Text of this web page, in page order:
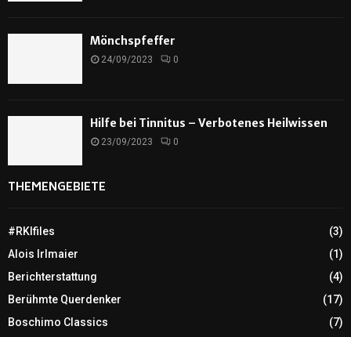
Mönchspfeffer
24/09/2023 0
Hilfe bei Tinnitus – Verbotenes Heilwissen
23/09/2023 0
THEMENGEBIETE
#RKIfiles
(3)
Alois Irlmaier
(1)
Berichterstattung
(4)
Berühmte Querdenker
(17)
Boschimo Classics
(7)